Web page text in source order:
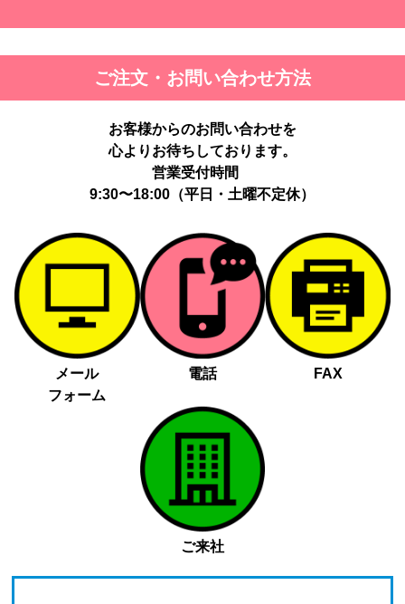
ご注文・お問い合わせ方法
お客様からのお問い合わせを
心よりお待ちしております。
営業受付時間
9:30〜18:00（平日・土曜不定休）
メール
フォーム
電話 FAX
ご来社